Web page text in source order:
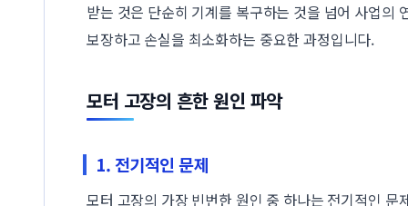
받는 것은 단순히 기계를 복구하는 것을 넘어 사업의
보장하고 손실을 최소화하는 중요한 과정입니다.
모터 고장의 흔한 원인 파악
1. 전기적인 문제
모터 고장의 가장 빈번한 원인 중 하나는 전기적인 문